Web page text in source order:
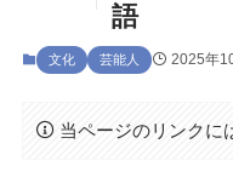
語
文化 芸能人 2025年
当ページのリンクに